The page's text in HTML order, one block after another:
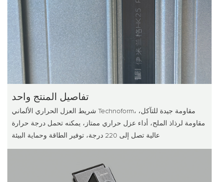
تفاصيل المنتج واحد
شريط العزل الحراري الألماني Technoform، مقاومة جيدة للتآكل،
مقاومة لرذاذ الملح، أداء عزل حراري ممتاز، يمكنه تحمل درجة حرارة
عالية تصل إلى 220 درجة، توفير الطاقة وحماية البيئة